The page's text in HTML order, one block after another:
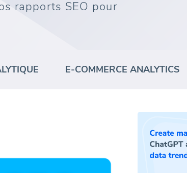
rapports SEO pour
E-COMMERCE ANALYTICS